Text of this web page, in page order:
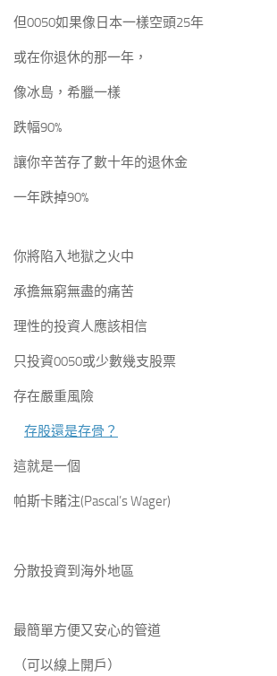
但0050如果像日本一樣空頭25年
或在你退休的那一年，
像冰島，希臘一樣
跌幅90%
讓你辛苦存了數十年的退休金
一年跌掉90%
你將陷入地獄之火中
承擔無窮無盡的痛苦
理性的投資人應該相信
只投資0050或少數幾支股票
存在嚴重風險
存股還是存骨？
這就是一個
帕斯卡賭注(Pascal’s Wager)
分散投資到海外地區
最簡單方便又安心的管道
（可以線上開戶）